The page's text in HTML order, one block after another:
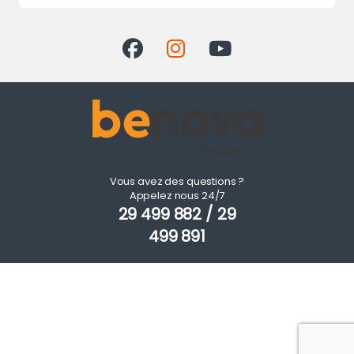
Vous avez des questions ?
Appelez nous 24/7
29 499 882 / 29
499 891